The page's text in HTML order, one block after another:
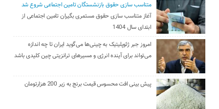
متناسب سازی حقوق بازنشستگان تامین اجتماعی شروع شد
آغاز متناسب سازی حقوق مستمری بگیران تامین اجتماعی از
ابتدای سال 1404
امروز جبر ژئوپلیتیک به چینی‌ها می‌گوید ایران تا چه اندازه
می‌تواند برای آینده انرژی و مسیرهای ترانزیتی چین کلیدی باشد
پیش بینی افت محسوس قیمت برنج به زیر 200 هزارتومان